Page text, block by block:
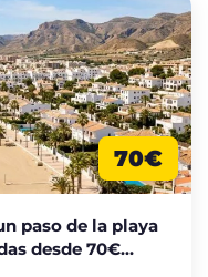
70€
paso de la playa
desde 70€